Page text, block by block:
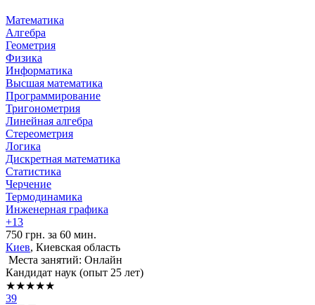
Математика
Алгебра
Геометрия
Физика
Информатика
Высшая математика
Программирование
Тригонометрия
Линейная алгебра
Стереометрия
Логика
Дискретная математика
Статистика
Черчение
Термодинамика
Инженерная графика
+13
750 грн. за 60 мин.
Киев, Киевская область
Места занятий: Онлайн
Кандидат наук (опыт 25 лет)
★★★★★
39